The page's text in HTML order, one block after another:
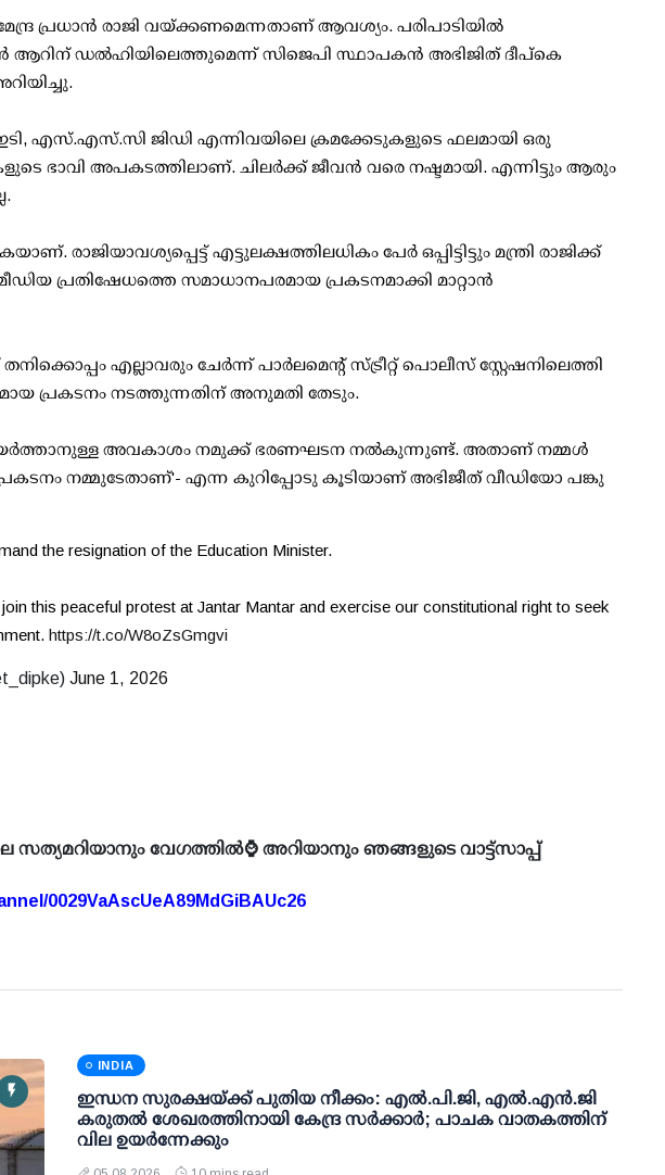
പ്രധാന്‍ രാജി വയ്ക്കണമെന്നതാണ് ആവശ്യം. പരിപാടിയില്‍
ആറിന് ഡല്‍ഹിയിലെത്തുമെന്ന് സിജെപി സ്ഥാപകന്‍ അഭിജിത് ദീപ്കെ
എസ്.എസ്.സി ജിഡി എന്നിവയിലെ ക്രമക്കേടുകളുടെ ഫലമായി ഒരു
ഭാവി അപകടത്തിലാണ്. ചിലര്‍ക്ക് ജീവന്‍ വരെ നഷ്ടമായി. എന്നിട്ടും ആരും
രാജിയാവശ്യപ്പെട്ട് എട്ടുലക്ഷത്തിലധികം പേര്‍ ഒപ്പിട്ടിട്ടും മന്ത്രി രാജിക്ക്
പ്രതിഷേധത്തെ സമാധാനപരമായ പ്രകടനമാക്കി മാറ്റാന്‍
എല്ലാവരും ചേര്‍ന്ന് പാര്‍ലമെന്റ് സ്ട്രീറ്റ് പൊലീസ് സ്റ്റേഷനിലെത്തി
പ്രകടനം നടത്തുന്നതിന് അനുമതി തേടും.
അവകാശം നമുക്ക് ഭരണഘടന നല്‍കുന്നുണ്ട്. അതാണ് നമ്മള്‍
നമ്മുടേതാണ്'- എന്ന കുറിപ്പോടു കൂടിയാണ് അഭിജീത് വീഡിയോ പങ്കു
the resignation of the Education Minister.
this peaceful protest at Jantar Mantar and exercise our constitutional right to seek
https://t.co/W8oZsGmgvi
June 1, 2026
സത്യമറിയാനും വേഗത്തിൽ⌚ അറിയാനും ഞങ്ങളുടെ വാട്ട്സാപ്പ്
0029VaAscUeA89MdGiBAUc26
INDIA
ഇന്ധന സുരക്ഷയ്ക്ക് പുതിയ നീക്കം: എല്‍.പി.ജി, എല്‍.എന്‍.ജി
കരുതല്‍ ശേഖരത്തിനായി കേന്ദ്ര സര്‍ക്കാര്‍; പാചക വാതകത്തിന്
വില ഉയര്‍ന്നേക്കും